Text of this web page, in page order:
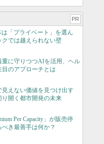
PR
「プライベート」を選ん
では越えられない壁
重に守りつつAIを活用、ヘル
目のアプローチとは
見えない価値を見つけ出す
り開く都市開発の未来
Per Capacity」が販売停
き最善手は何か？